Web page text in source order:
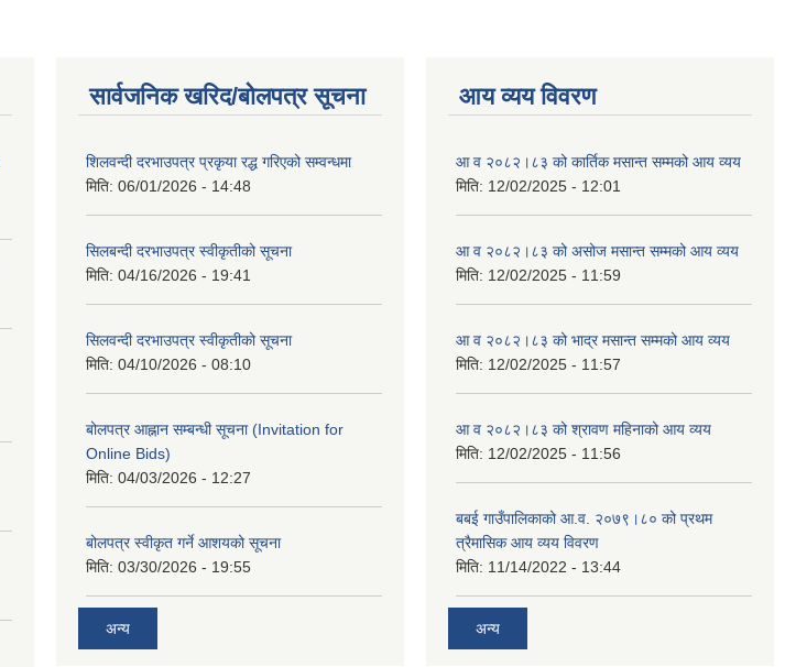
सार्वजनिक खरिद/बोलपत्र सूचना
शिलवन्दी दरभाउपत्र प्रकृया रद्ध गरिएको सम्वन्धमा
मिति: 06/01/2026 - 14:48
सिलबन्दी दरभाउपत्र स्वीकृतीको सूचना
मिति: 04/16/2026 - 19:41
सिलवन्दी दरभाउपत्र स्वीकृतीको सूचना
मिति: 04/10/2026 - 08:10
बोलपत्र आह्नान सम्बन्धी सूचना (Invitation for
Online Bids)
मिति: 04/03/2026 - 12:27
बोलपत्र स्वीकृत गर्ने आशयको सूचना
मिति: 03/30/2026 - 19:55
अन्य
आय व्यय विवरण
आ व २०८२।८३ को कार्तिक मसान्त सम्मको आय व्यय
मिति: 12/02/2025 - 12:01
आ व २०८२।८३ को असोज मसान्त सम्मको आय व्यय
मिति: 12/02/2025 - 11:59
आ व २०८२।८३ को भाद्र मसान्त सम्मको आय व्यय
मिति: 12/02/2025 - 11:57
आ व २०८२।८३ को श्रावण महिनाको आय व्यय
मिति: 12/02/2025 - 11:56
बबई गाउँपालिकाको आ.व. २०७९।८० को प्रथम
त्रैमासिक आय व्यय विवरण
मिति: 11/14/2022 - 13:44
अन्य